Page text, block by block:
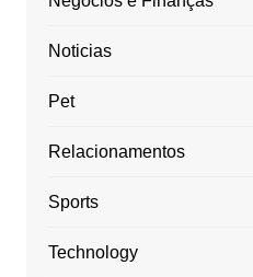
Noticias
Pet
Relacionamentos
Sports
Technology